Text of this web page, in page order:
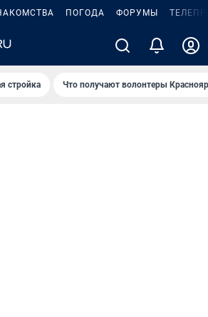
ПОГОДА ФОРУМЫ
стройка Что получают волонтеры